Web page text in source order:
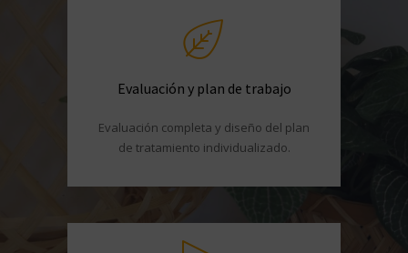
Evaluación y plan de trabajo
Evaluación completa y diseño del plan
de tratamiento individualizado.